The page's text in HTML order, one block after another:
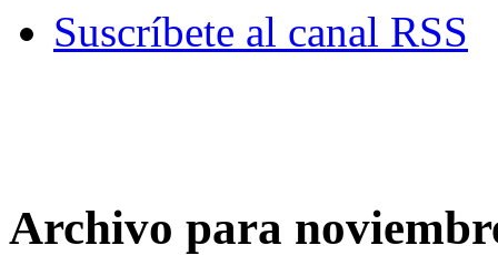
Suscríbete al canal RSS
Archivo para